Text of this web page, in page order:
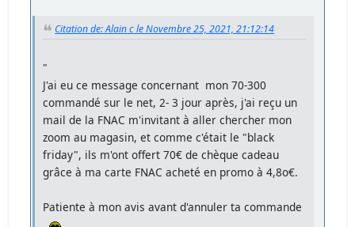
Citation de: Alain c le Novembre 25, 2021, 21:12:14
"
J'ai eu ce message concernant mon 70-300
commandé sur le net, 2- 3 jour après, j'ai reçu un
mail de la FNAC m'invitant à aller chercher mon
zoom au magasin, et comme c'était le "black
friday", ils m'ont offert 70€ de chèque cadeau
grâce à ma carte FNAC acheté en promo à 4,8o€.
Patiente à mon avis avant d'annuler ta commande